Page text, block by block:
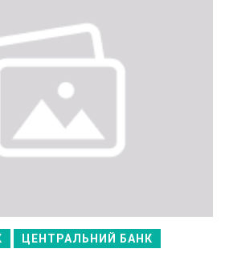
ЦЕНТРАЛЬНИЙ БАНК